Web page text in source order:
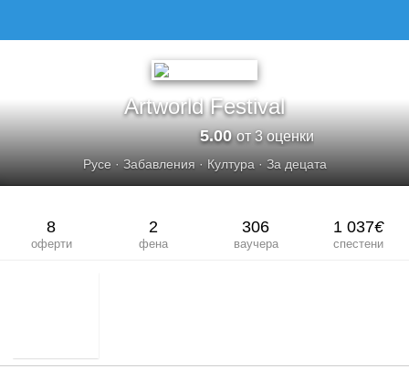
Artworld Festival
5.00от 3 оценки
Русе· Забавления· Култура· За децата
8
оферти
2
фена
306
ваучера
1 037€
спестени